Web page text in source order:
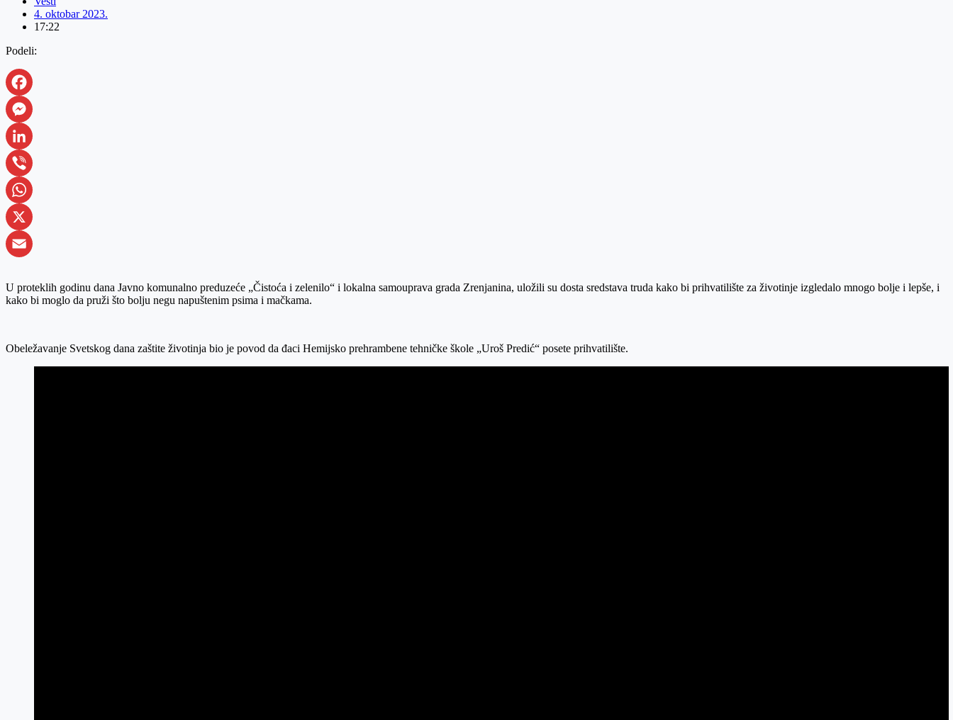
4. oktobar 2023.
17:22
Podeli:
Facebook
Messenger
LinkedIn
Viber
WhatsApp
X
U proteklih godinu dana Javno komunalno preduzeće „Čistoća i zelenilo“ i lokalna samouprava grada Zrenjanina, uložili su dosta sredstava truda kako bi prihvatilište za životinje izgledalo mnogo bolje i lepše, i
kako bi moglo da pruži što bolju negu napuštenim psima i mačkama.
Obeležavanje Svetskog dana zaštite životinja bio je povod da đaci Hemijsko prehrambene tehničke škole „Uroš Predić“ posete prihvatilište.